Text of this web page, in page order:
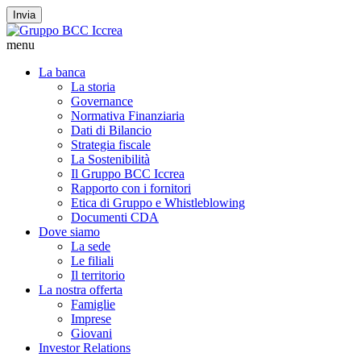
Invia
menu
La banca
La storia
Governance
Normativa Finanziaria
Dati di Bilancio
Strategia fiscale
La Sostenibilità
Il Gruppo BCC Iccrea
Rapporto con i fornitori
Etica di Gruppo e Whistleblowing
Documenti CDA
Dove siamo
La sede
Le filiali
Il territorio
La nostra offerta
Famiglie
Imprese
Giovani
Investor Relations